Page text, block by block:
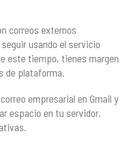
correos externos
usando el servicio
este tiempo, tienes margen
de plataforma.
empresarial en Gmail y
espacio en tu servidor,